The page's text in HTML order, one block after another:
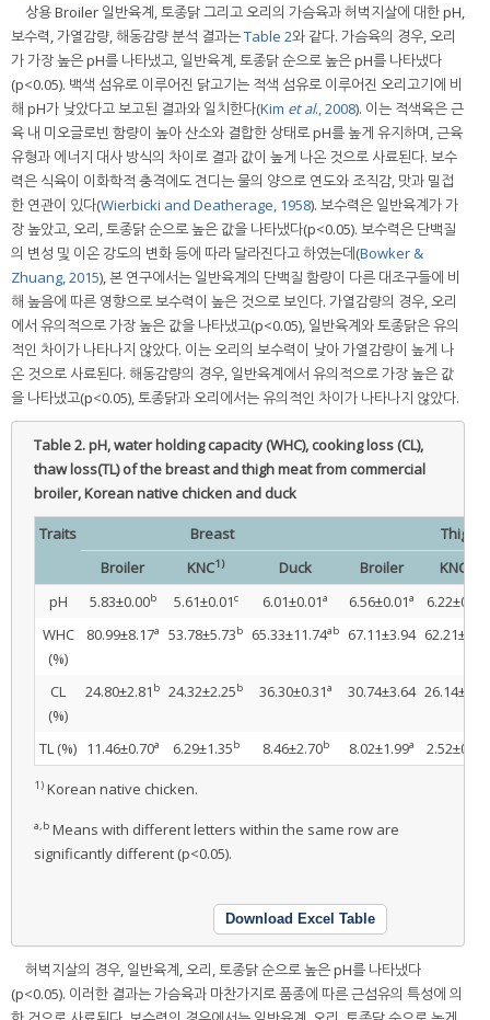
상용 Broiler 일반육계, 토종닭 그리고 오리의 가슴육과 허벅지살에 대한 pH,
보수력, 가열감량, 해동감량 분석 결과는Table 2와 같다. 가슴육의 경우, 오리
가 가장 높은 pH를 나타냈고, 일반육계, 토종닭 순으로 높은 pH를 나타냈다
(p<0.05). 백색 섬유로 이루어진 닭고기는 적색 섬유로 이루어진 오리고기에 비
해 pH가 낮았다고 보고된 결과와 일치한다(Kim et al., 2008). 이는 적색육은 근
육 내 미오글로빈 함량이 높아 산소와 결합한 상태로 pH를 높게 유지하며, 근육
유형과 에너지 대사 방식의 차이로 결과 값이 높게 나온 것으로 사료된다. 보수
력은 식육이 이화학적 충격에도 견디는 물의 양으로 연도와 조직감, 맛과 밀접
한 연관이 있다(Wierbicki and Deatherage, 1958). 보수력은 일반육계가 가
장 높았고, 오리, 토종닭 순으로 높은 값을 나타냈다(p<0.05). 보수력은 단백질
의 변성 및 이온 강도의 변화 등에 따라 달라진다고 하였는데(Bowker &
Zhuang, 2015), 본 연구에서는 일반육계의 단백질 함량이 다른 대조구들에 비
해 높음에 따른 영향으로 보수력이 높은 것으로 보인다. 가열감량의 경우, 오리
에서 유의적으로 가장 높은 값을 나타냈고(p<0.05), 일반육계와 토종닭은 유의
적인 차이가 나타나지 않았다. 이는 오리의 보수력이 낮아 가열감량이 높게 나
온 것으로 사료된다. 해동감량의 경우, 일반육계에서 유의적으로 가장 높은 값
을 나타냈고(p<0.05), 토종닭과 오리에서는 유의적인 차이가 나타나지 않았다.
Table 2.pH, water holding capacity (WHC), cooking loss (CL),
thaw loss(TL) of the breast and thigh meat from commercial
broiler, Korean native chicken and duck
Traits Breast
Thigh
Broiler
KNC1) Duck Broiler KNC
pH 5.83±0.00b 5.61±0.01c 6.01±0.01a 6.56±0.01a 6.22±0.01
WHC
(%)
80.99±8.17a 53.78±5.73b 65.33±11.74ab 67.11±3.94
CL
(%)
24.80±2.81 b 24.32±2.25b 36.30±0.31a 30.74±3.64
TL (%) 11.46±0.70a 6.29±1.35b 8.46±2.70b 8.02±1.99a 2.52±0.49
1) Korean native chicken.
a,b Means with different letters within the same row are
significantly different (p<0.05).
Download Excel Table
허벅지살의 경우, 일반육계, 오리, 토종닭 순으로 높은 pH를 나타냈다
(p<0.05). 이러한 결과는 가슴육과 마찬가지로 품종에 따른 근섬유의 특성에 의